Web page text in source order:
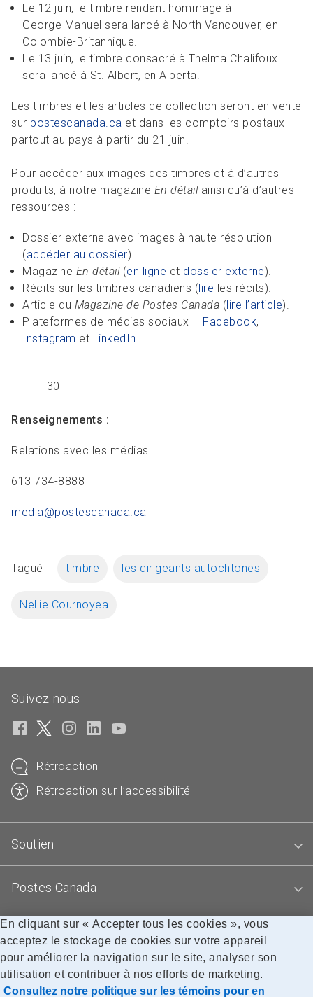
Le 12 juin, le timbre rendant hommage à
George Manuel sera lancé à North Vancouver, en
Colombie-Britannique.
Le 13 juin, le timbre consacré à Thelma Chalifoux
sera lancé à St. Albert, en Alberta.
Les timbres et les articles de collection seront en vente
sur postescanada.ca et dans les comptoirs postaux
partout au pays à partir du 21 juin.
Pour accéder aux images des timbres et à d’autres
produits, à notre magazine En détailainsi qu’à d’autres
ressources :
Dossier externe avec images à haute résolution
(accéder au dossier).
Magazine En détail(en ligne et dossier externe).
Récits sur les timbres canadiens (lire les récits).
Article du Magazine de Postes Canada (lire l’article).
Plateformes de médias sociaux – Facebook,
Instagram et LinkedIn
- 30 -
Renseignements :
Relations avec les médias
613 734-8888
media@postescanada. ca
Tagué timbre les dirigeants autochtones
Nellie Cournoyea
Suivez-nous
Rétroaction
Rétroaction sur l’accessibilité
Soutien
Postes Canada
Blogues
Accessibilité Avis juridiques
Confidentialité
Recherche
En cliquant sur « Accepter tous les cookies », vous
acceptez le stockage de cookies sur votre appareil
pour améliorer la navigation sur le site, analyser son
utilisation et contribuer à nos efforts de marketing.
Consultez notre politique sur les témoins pour en